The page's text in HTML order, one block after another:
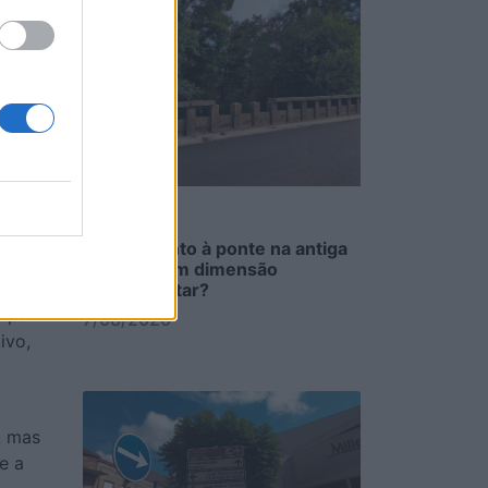
nos
mas
a
Passeio junto à ponte na antiga
EN1 não tem dimensão
regulamentar?
7/08/2026